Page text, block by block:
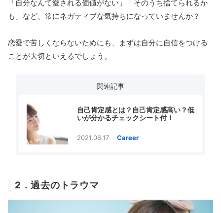
「自分なんて愛される価値がない」「そのうち捨てられるか
も」など、常にネガティブな気持ちになっていませんか？
恋愛で苦しくならないためにも、まずは自分に自信をつける
ことが大切といえるでしょう。
関連記事
自己肯定感とは？自己肯定感高い？低
いが分かるチェックシート付！
2021.06.17 Career
2．過去のトラウマ